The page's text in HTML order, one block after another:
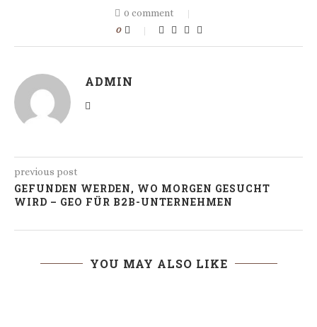
0 comment
0
ADMIN
previous post
GEFUNDEN WERDEN, WO MORGEN GESUCHT
WIRD – GEO FÜR B2B-UNTERNEHMEN
YOU MAY ALSO LIKE